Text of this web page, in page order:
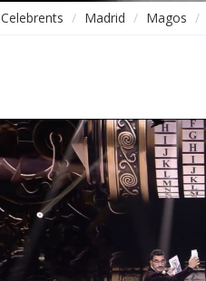
Celebrents Madrid Magos